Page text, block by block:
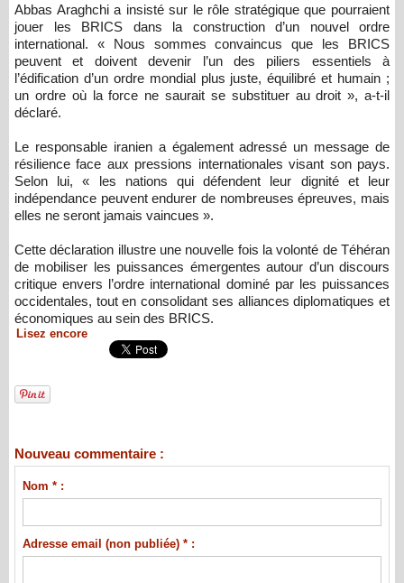
Abbas Araghchi a insisté sur le rôle stratégique que pourraient
jouer les BRICS dans la construction d’un nouvel ordre
international. « Nous sommes convaincus que les BRICS
peuvent et doivent devenir l’un des piliers essentiels à
l’édification d’un ordre mondial plus juste, équilibré et humain ;
un ordre où la force ne saurait se substituer au droit », a-t-il
déclaré.
Le responsable iranien a également adressé un message de
résilience face aux pressions internationales visant son pays.
Selon lui, « les nations qui défendent leur dignité et leur
indépendance peuvent endurer de nombreuses épreuves, mais
elles ne seront jamais vaincues ».
Cette déclaration illustre une nouvelle fois la volonté de Téhéran
de mobiliser les puissances émergentes autour d’un discours
critique envers l’ordre international dominé par les puissances
occidentales, tout en consolidant ses alliances diplomatiques et
économiques au sein des BRICS.
Lisez encore
Nouveau commentaire :
Nom * :
Adresse email (non publiée) * :